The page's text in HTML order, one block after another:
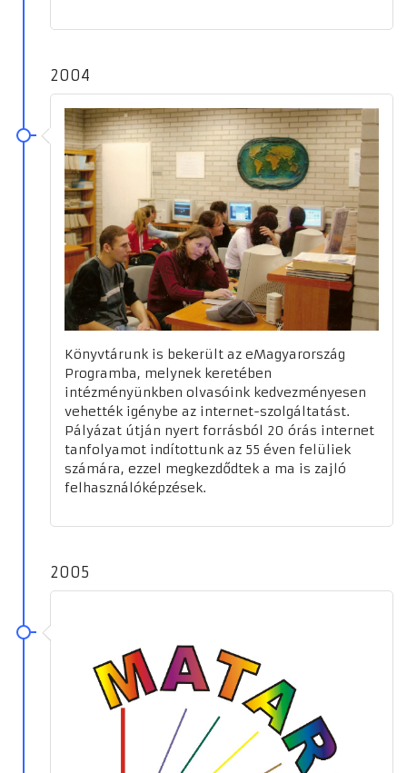
2004
Könyvtárunk is bekerült az eMagyarország
Programba, melynek keretében
intézményünkben olvasóink kedvezményesen
vehették igénybe az internet-szolgáltatást.
Pályázat útján nyert forrásból 20 órás internet
tanfolyamot indítottunk az 55 éven felüliek
számára, ezzel megkezdődtek a ma is zajló
felhasználóképzések.
2005